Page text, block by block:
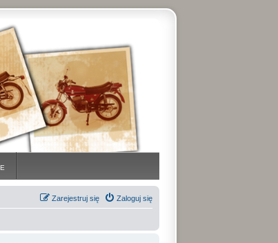
Zaloguj się
Zarejestruj się